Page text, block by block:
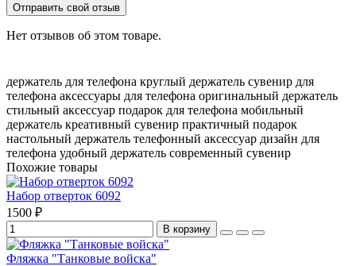
Отправить свой отзыв
Нет отзывов об этом товаре.
держатель для телефона круглый держатель сувенир для
телефона аксессуары для телефона оригинальный держатель
стильный аксессуар подарок для телефона мобильный
держатель креативный сувенир практичный подарок
настольный держатель телефонный аксессуар дизайн для
телефона удобный держатель современный сувенир
Похожие товары
Набор отверток 6092
1500 ₽
В корзину
Фляжка "Танковые войска"